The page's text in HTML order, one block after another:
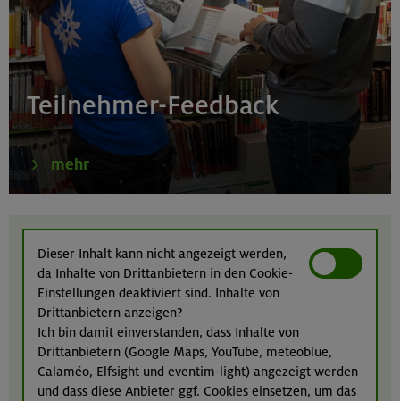
24.-28.08.26
Kinderkletterkurs für Anfänger im Altmühltal
Südlicher Frankenjura
Karwendel
24.08.26
Klettertreff indoor
Teilnehmer-Feedback
mehr
Dieser Inhalt kann nicht angezeigt werden,
da Inhalte von Drittanbietern in den Cookie-
Einstellungen deaktiviert sind. Inhalte von
Drittanbietern anzeigen?
Ich bin damit einverstanden, dass Inhalte von
Drittanbietern (Google Maps, YouTube, meteoblue,
Calaméo, Elfsight und eventim-light) angezeigt werden
und dass diese Anbieter ggf. Cookies einsetzen, um das